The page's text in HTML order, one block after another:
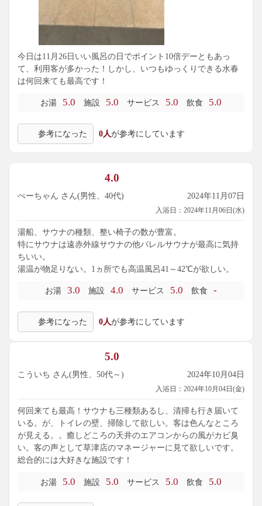
今日は11月26日いい風呂の日でポイント10倍デーともあっ
て、利用客が多かった！しかし、いつもゆっくりできる水春
は何回来ても最高です！
お湯 5.0 施設 5.0 サービス 5.0 飲食 5.0
参考になった 0人が参考にしています
4.0
ぺーちゃん さん(男性、40代) 2024年11月07日
入浴日：2024年11月06日(水)
湯船、サウナの種類、整い椅子の数が豊富。
特にサウナは遠赤外線サウナの他バレルサウナが最高に気持
ちいい。
湯温が物足りない。1ヵ所でも高温風呂41～42℃が欲しい。
お湯 3.0 施設 4.0 サービス 5.0 飲食 -
参考になった 0人が参考にしています
5.0
こういち さん(男性、50代～) 2024年10月04日
入浴日：2024年10月04日(金)
何回来ても最高！サウナも三種類あるし、清掃も行き届いて
いる。が、トイレの壁、掃除して欲しい。客は色んなところ
が見える。。癒しどころの天井のエアコンからの風がカビ臭
い。客の声として草津店のマネージャーに見て欲しいです。
総合的には大好きな施設です！
お湯 5.0 施設 5.0 サービス 5.0 飲食 5.0